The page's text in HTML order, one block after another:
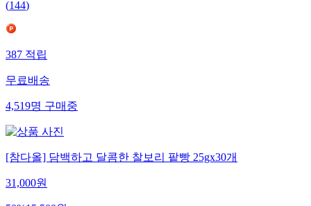
(144)
387적립
무료배송
4,519명구매중
[참다올] 담백하고 달콤한 찰보리 팥빵 25gx30개
31,000원